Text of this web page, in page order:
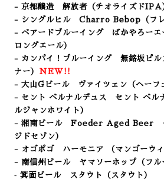
- 京都醸造 解放者（チオライズドIPA
- シングルヒル Charro Bebop（フレ
- ベアードブルーイング ばかやろーエ
ロングエール）
- カンパイ！ブルーイング 無銘坂ピル
ナー） NEW!!
- 大山Gビール ヴァイツェン（ヘーフ
- セント ベルナルデュス セント ベル
ルジャンホワイト）
- 湘南ビール Foeder Aged Beer ～
ジドセゾン）
- オゴポゴ ハーモニア
（マンゴーウ
- 南信州ビール ヤマソーホップ（フル
‐ 箕面ビール スタウト（スタウト）